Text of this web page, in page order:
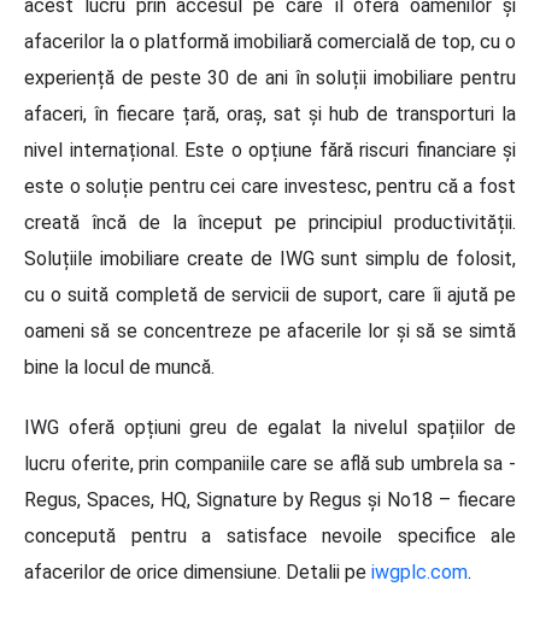
acest lucru prin accesul pe care îl oferă oamenilor și
afacerilor la o platformă imobiliară comercială de top, cu o
experiență de peste 30 de ani în soluții imobiliare pentru
afaceri, în fiecare țară, oraș, sat și hub de transporturi la
nivel internațional. Este o opțiune fără riscuri financiare și
este o soluție pentru cei care investesc, pentru că a fost
creată încă de la început pe principiul productivității.
Soluțiile imobiliare create de IWG sunt simplu de folosit,
cu o suită completă de servicii de suport, care îi ajută pe
oameni să se concentreze pe afacerile lor și să se simtă
bine la locul de muncă.
IWG oferă opțiuni greu de egalat la nivelul spațiilor de
lucru oferite, prin companiile care se află sub umbrela sa -
Regus, Spaces, HQ, Signature by Regus și No18 – fiecare
concepută pentru a satisface nevoile specifice ale
afacerilor de orice dimensiune. Detalii pe iwgplc.com.